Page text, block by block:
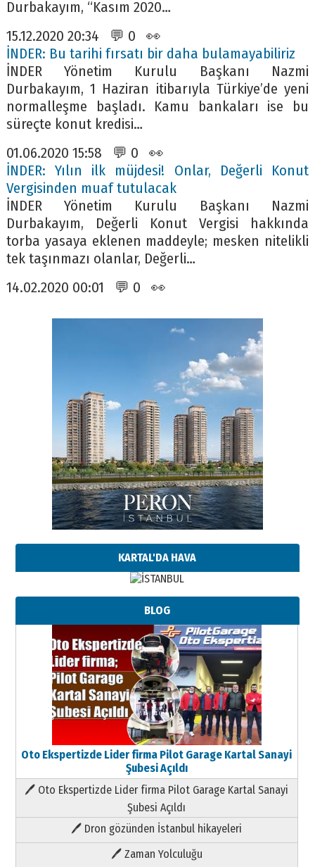
Durbakayım, “Kasım 2020…
15.12.2020 20:34 💬 0 👀
İNDER: Bu tarihi fırsatı bir daha bulamayabiliriz
İNDER Yönetim Kurulu Başkanı Nazmi
Durbakayım, 1 Haziran itibarıyla Türkiye’de yeni
normalleşme başladı. Kamu bankaları ise bu
süreçte konut kredisi…
01.06.2020 15:58 💬 0 👀
İNDER: Yılın ilk müjdesi! Onlar, Değerli Konut
Vergisinden muaf tutulacak
İNDER Yönetim Kurulu Başkanı Nazmi
Durbakayım, Değerli Konut Vergisi hakkında
torba yasaya eklenen maddeyle; mesken nitelikli
tek taşınmazı olanlar, Değerli…
14.02.2020 00:01 💬 0 👀
KARTAL'DA HAVA
BLOG
Oto Ekspertizde Lider firma Pilot Garage Kartal Sanayi
Şubesi Açıldı
🖊 Oto Ekspertizde Lider firma Pilot Garage Kartal Sanayi
Şubesi Açıldı
🖊 Dron gözünden İstanbul hikayeleri
🖊 Zaman Yolculuğu